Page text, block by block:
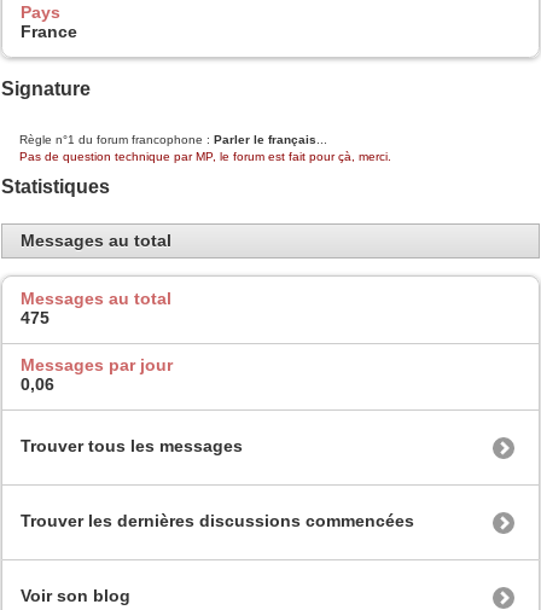
Pays
France
Signature
Règle n°1 du forum francophone : Parler le français...
Pas de question technique par MP, le forum est fait pour çà, merci.
Statistiques
Messages au total
Messages au total
475
Messages par jour
0,06
Trouver tous les messages
Trouver les dernières discussions commencées
Voir son blog